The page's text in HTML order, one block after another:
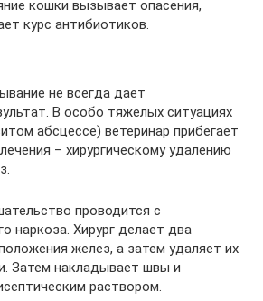
кошки вызывает опасения,
курс антибиотиков.
не всегда дает
В особо тяжелых ситуациях
абсцессе) ветеринар прибегает
– хирургическому удалению
проводится с
наркоза. Хирург делает два
желез, а затем удаляет их
Затем накладывает швы и
раствором.